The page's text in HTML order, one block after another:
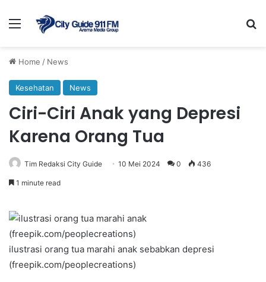
Menu
Home / News
Kesehatan News
Ciri-Ciri Anak yang Depresi
Karena Orang Tua
Tim Redaksi City Guide 10 Mei 2024 0 436
1 minute read
ilustrasi orang tua marahi anak sebabkan depresi
(freepik.com/peoplecreations)